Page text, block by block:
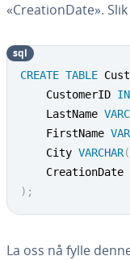
«CreationDate».
CREATE TABLE
	CustomerID
	LastName
	FirstName
	City
VARCHAR(
	CreationDate
) ;
sql
La oss nå fylle